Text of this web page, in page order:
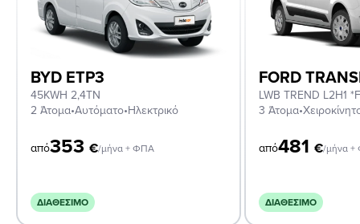
BYD ETP3
45KWH 2,4TN
2 Άτομα•Αυτόματο•Ηλεκτρικό
από353 €/μήνα + ΦΠΑ
ΔΙΑΘΈΣΙΜΟ
FORD
3 Άτομα•
από481 €/μήνα
ΔΙΑΘΈΣΙΜΟ